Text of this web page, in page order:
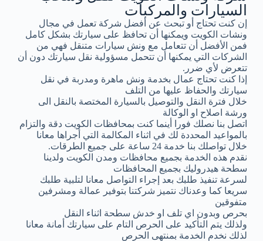
السيارات والمركبات
إن كنت تحتاج أو تبحث عن أفضل شركة تعمل في مجال
ونشات الكويت ويمكنها أن تحافظ على سيارتك بشكل كامل
فمن الأفضل أن تتعامل مع ونش سيارات متنقل فهي من
الشركات التي يمكنها أن تتحمل مسؤولية نقل سيارتك دون أن
تتعرض لأي ضرر.
إذا كنت تحتاج عمال بخدمة ونش ماهرة ومدربة في نقل
سيارتك والحفاظ عليها من التلف
خلال فترة النقل والتوصيل بالسيارة المختصة بالنقل الى
ورشة اصلاح او الوكالة
اتصل بنا نصلك فورا أينما كنت بمحافظات الكويت دقة والتزام
بالمواعيد المحددة لك في اثناء المكالمة التي أجراها معانا
خلال تواصلك بنا خدمة 24 ساعة على جميع الطرقات.
نقدم هذه الخدمة بجميع محافظات ومدن الكويت ولدينا
سطحة هيدروليك بجميع المحافظات
لسرعة تنفيذ طلبك بعد إجراء التواصل معانا لتلبية طلبك
سريعا كما وعدناك نتميز شركتنا بتوفير عمالة ومشرفين
متفوقين
بحرص وبدون اي تلف او خدش سطحة اثناء النقل
ولذلك يتم التأكيد على الحرص التام على سيارتك أمانة معانا
لذلك نخدم الخدمة بمنتهى الحرص